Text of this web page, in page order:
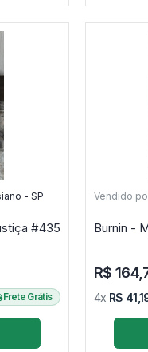
- SP
Black Orchid - Liga Da Justiça #435
Frete Grátis
Vendido
R$
4x R$